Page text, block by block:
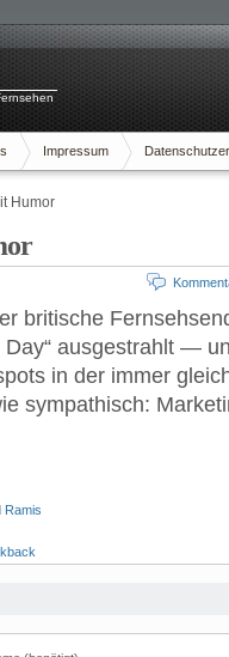
Impressum
Humor
britische
Day“ ausgestrahlt —
in der immer
sympathisch:
Ramis